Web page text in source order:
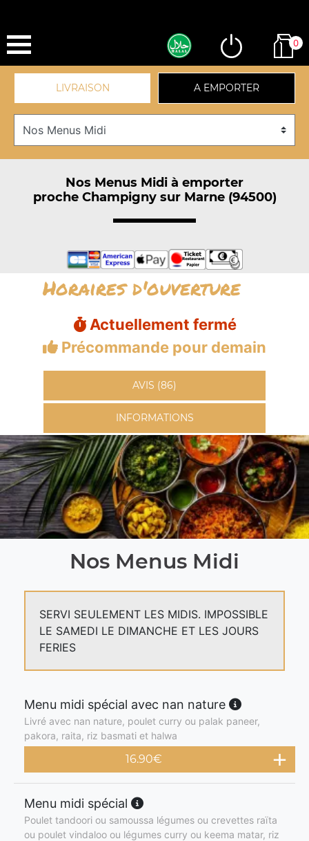
0
LIVRAISON A EMPORTER
Nos Menus Midi à emporter
proche Champigny sur Marne (94500)
Horaires d'ouverture
Actuellement fermé
Précommande pour demain
AVIS (86)
INFORMATIONS
Nos Menus Midi
SERVI SEULEMENT LES MIDIS. IMPOSSIBLE
LE SAMEDI LE DIMANCHE ET LES JOURS
FERIES
Menu midi spécial avec nan nature
Livré avec nan nature, poulet curry ou palak paneer,
pakora, raita, riz basmati et halwa
16.90€
Menu midi spécial
Poulet tandoori ou samoussa légumes ou crevettes raïta
ou poulet vindaloo ou légumes curry ou keema matar, riz